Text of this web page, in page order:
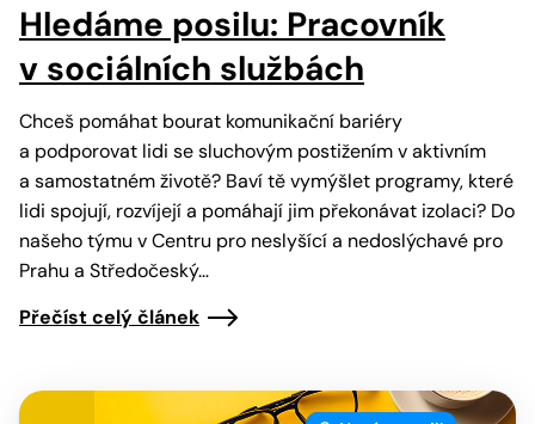
Hledáme posilu: Pracovník
v sociálních službách
Chceš pomáhat bourat komunikační bariéry
a podporovat lidi se sluchovým postižením v aktivním
a samostatném životě? Baví tě vymýšlet programy, které
lidi spojují, rozvíjejí a pomáhají jim překonávat izolaci? Do
našeho týmu v Centru pro neslyšící a nedoslýchavé pro
Prahu a Středočeský…
Přečíst celý článek